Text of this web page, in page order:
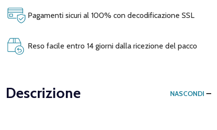
Pagamenti sicuri al 100% con decodificazione SSL
Reso facile entro 14 giorni dalla ricezione del pacco
Descrizione NASCONDI